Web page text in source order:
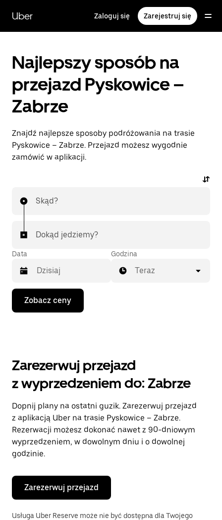
głównej
zawartości
Uber Zaloguj się Zarejestruj się
Najlepszy sposób na
przejazd Pyskowice –
Zabrze
Znajdź najlepsze sposoby podróżowania na trasie
Pyskowice – Zabrze. Przejazd możesz wygodnie
zamówić w aplikacji.
Skąd?
Dokąd jedziemy?
Data
Naciśnij
klawisz
strzałki
i wybrać
Naciśnij
klawisz
„Escape”,
aby
zamknąć
kalendarz.
Godzina
Teraz
Zobacz ceny
Zarezerwuj przejazd
z wyprzedzeniem do: Zabrze
Dopnij plany na ostatni guzik. Zarezerwuj przejazd
z aplikacją Uber na trasie Pyskowice – Zabrze.
Rezerwacji możesz dokonać nawet z 90-dniowym
wyprzedzeniem, w dowolnym dniu i o dowolnej
godzinie.
Zarezerwuj przejazd
Usługa Uber Reserve może nie być dostępna dla Twojego